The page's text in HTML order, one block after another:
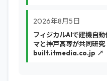
2026年8月5日
フィジカルAIで建機自
マと神戸高専が共同
built.itmedia.co.jp ↗